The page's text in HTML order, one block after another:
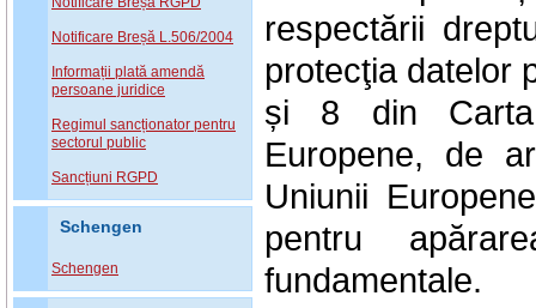
Notificare Breșă L.506/2004
Informații plată amendă
persoane juridice
Regimul sancționator pentru
sectorul public
Sancțiuni RGPD
Schengen
Schengen
respectării
protecţia datelor
și 8 din Carta
Europene, de
Uniunii
pentru
fundamentale.